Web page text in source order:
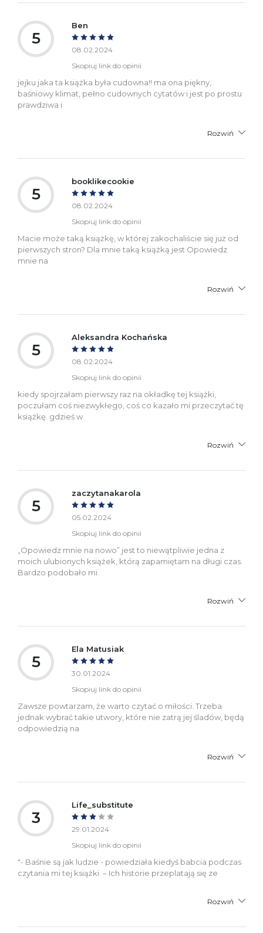
5
Ben
08.02.2024
Skopiuj link do opinii
jejku jaka ta książka była cudowna!! ma ona piękny,
baśniowy klimat, pełno cudownych cytatów i jest po prostu
prawdziwa i
Rozwiń
5
booklikecookie
08.02.2024
Skopiuj link do opinii
Macie może taką książkę, w której zakochaliście się już od
pierwszych stron? Dla mnie taką książką jest Opowiedz
mnie na
Rozwiń
5
Aleksandra Kochańska
08.02.2024
Skopiuj link do opinii
kiedy spojrzałam pierwszy raz na okładkę tej książki,
poczułam coś niezwykłego, coś co kazało mi przeczytać tę
książkę. gdzieś w
Rozwiń
5
zaczytanakarola
05.02.2024
Skopiuj link do opinii
„Opowiedz mnie na nowo” jest to niewątpliwie jedna z
moich ulubionych książek, którą zapamiętam na długi czas.
Bardzo podobało mi
Rozwiń
5
Ela Matusiak
30.01.2024
Skopiuj link do opinii
Zawsze powtarzam, że warto czytać o miłości. Trzeba
jednak wybrać takie utwory, które nie zatrą jej śladów, będą
odpowiedzią na
Rozwiń
3
Life_substitute
29.01.2024
Skopiuj link do opinii
"- Baśnie są jak ludzie - powiedziała kiedyś babcia podczas
czytania mi tej książki. – Ich historie przeplatają się ze
Rozwiń